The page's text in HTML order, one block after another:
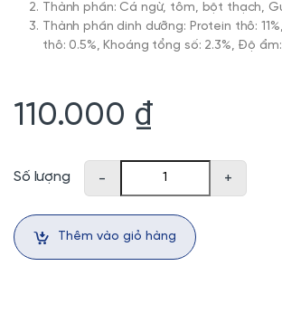
Thành phần: Cá ngừ, tôm, bột thạch,
Thành phần dinh dưỡng: Protein thô:
thô: 0.5%, Khoáng tổng số: 2.3%, Độ
110.000 ₫
Combo 5 gói Thức ăn cho mèo Regalos
Số lượng - +
Thêm vào giỏ hàng